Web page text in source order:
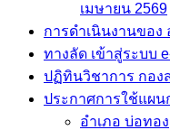
เมษายน 2569
การดำเนินงานขอ
ทางลัด เข้าสู่ระบบ
ปฏิทินวิชาการ กอง
ประกาศการใช้แผน
อำเภอ บ่อทอง